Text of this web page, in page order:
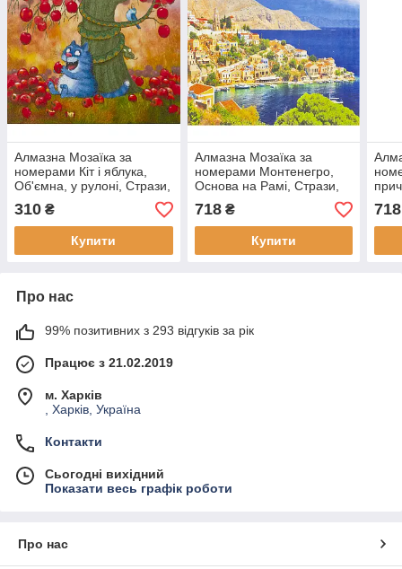
Алмазна Мозаїка за
номерами Кіт і яблука,
Об'ємна, у рулоні, Стрази,
310 ₴
Купити
Алмазна Мозаїка за
номерами Монтенегро,
Основа на Рамі, Стрази,
718₴
Купити
(1
718
Про нас
99% позитивних з 293 відгуків за рік
Працює з 21.02.2019
м. Харків
, Харків, Україна
Контакти
Сьогодні вихідний
Показати весь графік роботи
Про нас